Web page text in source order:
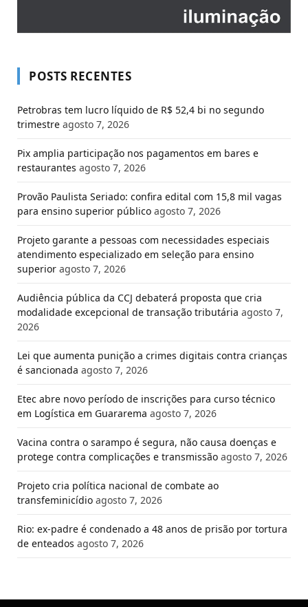
POSTS RECENTES
Petrobras tem lucro líquido de R$ 52,4 bi no segundo
trimestre agosto 7, 2026
Pix amplia participação nos pagamentos em bares e
restaurantes agosto 7, 2026
Provão Paulista Seriado: confira edital com 15,8 mil vagas
para ensino superior público agosto 7, 2026
Projeto garante a pessoas com necessidades especiais
atendimento especializado em seleção para ensino
superior agosto 7, 2026
Audiência pública da CCJ debaterá proposta que cria
modalidade excepcional de transação tributária agosto 7,
2026
Lei que aumenta punição a crimes digitais contra crianças
é sancionada agosto 7, 2026
Etec abre novo período de inscrições para curso técnico
em Logística em Guararema agosto 7, 2026
Vacina contra o sarampo é segura, não causa doenças e
protege contra complicações e transmissão agosto 7, 2026
Projeto cria política nacional de combate ao
transfeminicídio agosto 7, 2026
Rio: ex-padre é condenado a 48 anos de prisão por tortura
de enteados agosto 7, 2026